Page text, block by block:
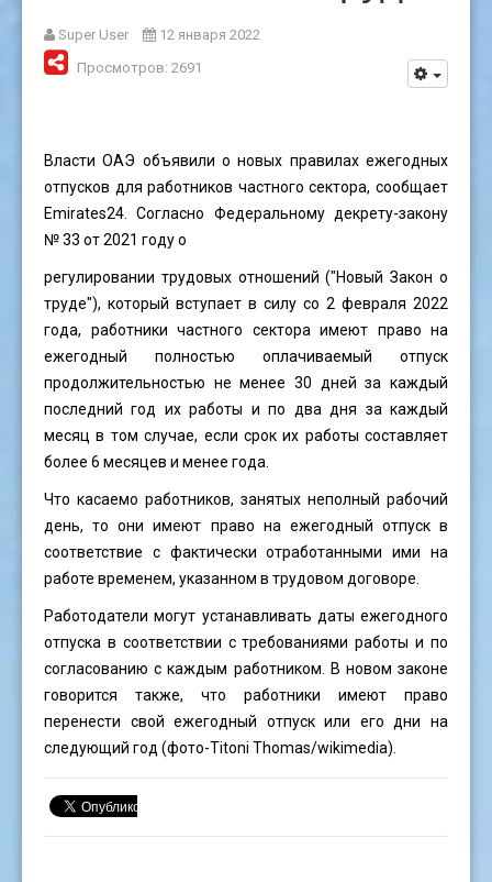
Super User
12 января 2022
Просмотров: 2691
Власти ОАЭ объявили о новых правилах ежегодных
отпусков для работников частного сектора, сообщает
Emirates24. Согласно Федеральному декрету-закону
№ 33 от 2021 году о
регулировании трудовых отношений ("Новый Закон о
труде"), который вступает в силу со 2 февраля 2022
года, работники частного сектора имеют право на
ежегодный полностью оплачиваемый отпуск
продолжительностью не менее 30 дней за каждый
последний год их работы и по два дня за каждый
месяц в том случае, если срок их работы составляет
более 6 месяцев и менее года.
Что касаемо работников, занятых неполный рабочий
день, то они имеют право на ежегодный отпуск в
соответствие с фактически отработанными ими на
работе временем, указанном в трудовом договоре.
Работодатели могут устанавливать даты ежегодного
отпуска в соответствии с требованиями работы и по
согласованию с каждым работником. В новом законе
говорится также, что работники имеют право
перенести свой ежегодный отпуск или его дни на
следующий год (фото-Titoni Thomas/wikimedia).